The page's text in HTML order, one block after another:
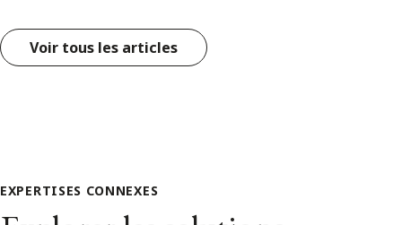
Voir tous les articles
EXPERTISES CONNEXES